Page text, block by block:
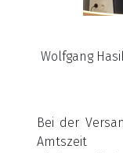
Wolfgang
Bei der